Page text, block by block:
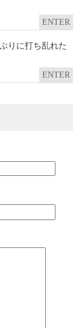
ENTER
りに打ち乱れた
ENTER